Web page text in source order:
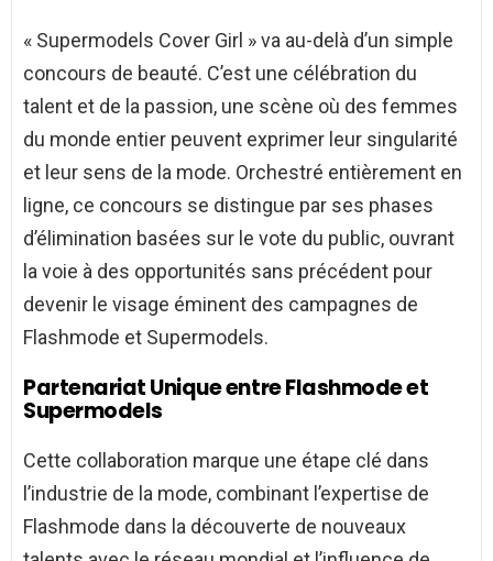
« Supermodels Cover Girl » va au-delà d’un simple
concours de beauté. C’est une célébration du
talent et de la passion, une scène où des femmes
du monde entier peuvent exprimer leur singularité
et leur sens de la mode. Orchestré entièrement en
ligne, ce concours se distingue par ses phases
d’élimination basées sur le vote du public, ouvrant
la voie à des opportunités sans précédent pour
devenir le visage éminent des campagnes de
Flashmode et Supermodels.
Partenariat Unique entre Flashmode et
Supermodels
Cette collaboration marque une étape clé dans
l’industrie de la mode, combinant l’expertise de
Flashmode dans la découverte de nouveaux